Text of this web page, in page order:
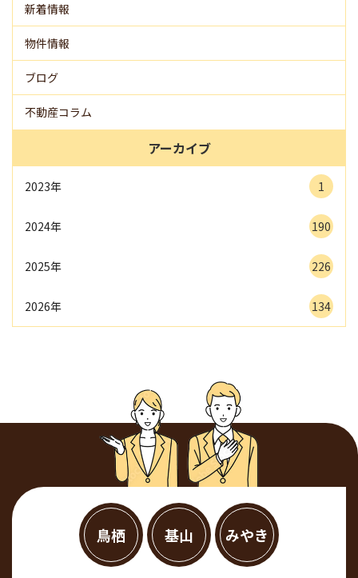
新着情報
物件情報
ブログ
不動産コラム
アーカイブ
2023年 1
2024年 190
2025年 226
2026年 134
鳥栖 基山 みやき